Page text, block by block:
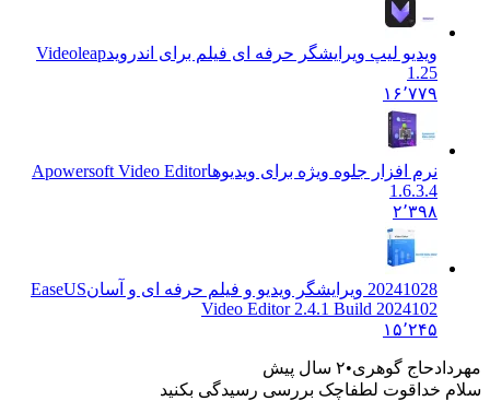
ویدیو لیپ ویرایشگر حرفه ای فیلم برای اندرویدVideoleap
1.25
۱۶٬۷۷۹
نرم افزار جلوه ویژه برای ویدیوهاApowersoft Video Editor
1.6.3.4
۲٬۳۹۸
20241028 ویرایشگر ویدیو و فیلم حرفه ای و آسان
EaseUS
Video Editor 2.4.1 Build 2024102
۱۵٬۲۴۵
مهردادحاج گوهری ۲ سال پیش
سلام خداقوت لطفاچک بررسی رسیدگی بکنید